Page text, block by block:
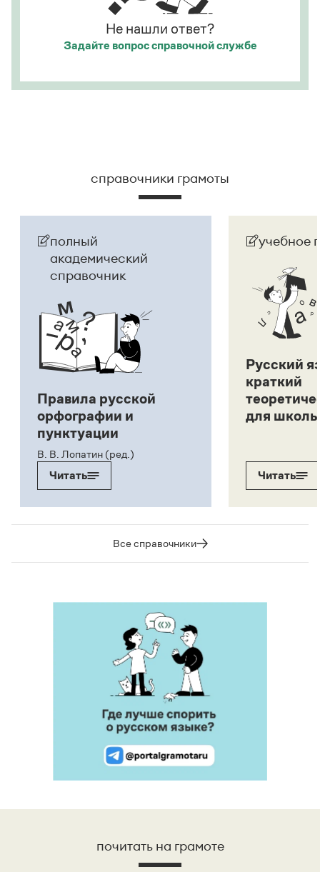
Не нашли ответ?
Задайте вопроссправочной службе
справочники грамоты
полный
академический
справочник
Правила русской
орфографии и
пунктуации
В. В. Лопатин (ред.)
Читать
учебное
Русский
краткий
для
Читать
Все справочники
почитать на грамоте